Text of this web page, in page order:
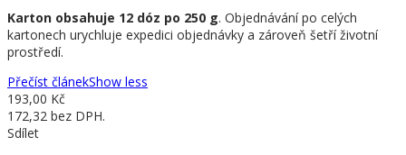
Karton obsahuje 12 dóz po 250 g. Objednávání po celých
kartonech urychluje expedici objednávky a zároveň šetří životní
prostředí.
Přečíst článekShow less
193,00 Kč
172,32 bez DPH.
Sdílet